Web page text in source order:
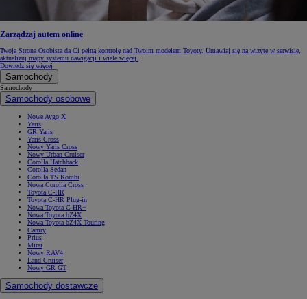
Zarządzaj autem online
Twoja Strona Osobista da Ci pełną kontrolę nad Twoim modelem Toyoty. Umawiaj się na wizytę w serwisie,
aktualizuj mapy systemu nawigacji i wiele więcej.
Dowiedz się więcej
Samochody
Samochody
Samochody osobowe
Nowe Aygo X
Yaris
GR Yaris
Yaris Cross
Nowy Yaris Cross
Nowy Urban Cruiser
Corolla Hatchback
Corolla Sedan
Corolla TS Kombi
Nowa Corolla Cross
Toyota C-HR
Toyota C-HR Plug-in
Nowa Toyota C-HR+
Nowa Toyota bZ4X
Nowa Toyota bZ4X Touring
Camry
Prius
Mirai
Nowy RAV4
Land Cruiser
Nowy GR GT
Samochody dostawcze